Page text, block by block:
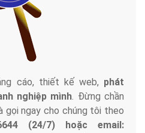
cáo, thiết kế web, phát
nghiệp mình. Đừng chần
gọi ngay cho chúng tôi theo
(24/7) hoặc email: